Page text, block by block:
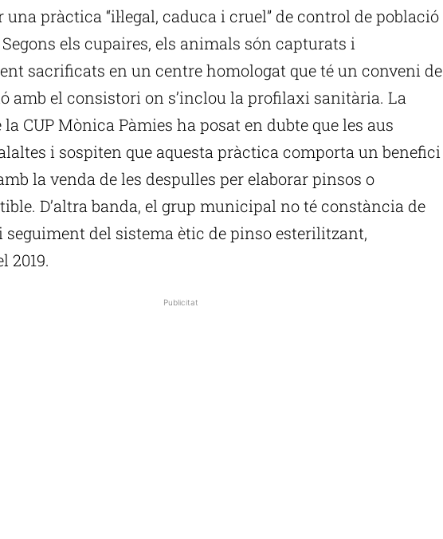
una pràctica “il·legal, caduca i cruel” de control de població
els cupaires, els animals són capturats i
sacrificats en un centre homologat que té un conveni de
amb el consistori on s’inclou la profilaxi sanitària. La
CUP Mònica Pàmies ha posat en dubte que les aus
i sospiten que aquesta pràctica comporta un benefici
la venda de les despulles per elaborar pinsos o
D’altra banda, el grup municipal no té constància de
seguiment del sistema ètic de pinso esterilitzant,
2019.
Publicitat